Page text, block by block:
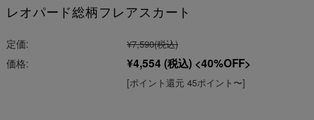
レオパード総柄フレアスカート
定価: ¥7,590(税込)
価格: ¥4,554 (税込) 40%OFF
[ポイント還元 45ポイント〜]